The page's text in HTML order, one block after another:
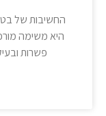
החשיבות של
היא משימה
פשרות